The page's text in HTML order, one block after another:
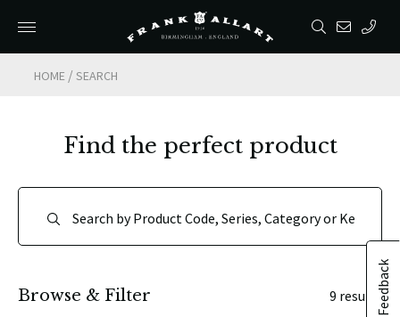
HOME /SEARCH
Feedback
Find the perfect product
Browse & Filter 9 results